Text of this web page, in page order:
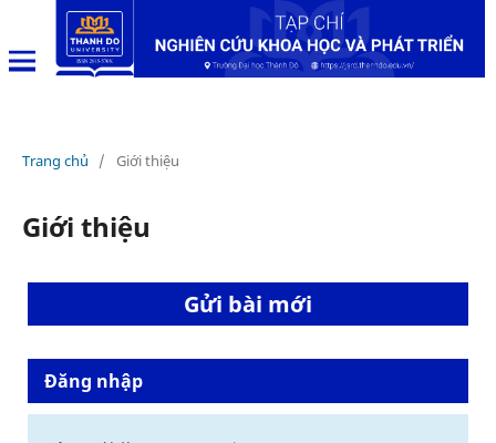
Trang chủ / Giới thiệu
Giới thiệu
Gửi bài mới
Đăng nhập